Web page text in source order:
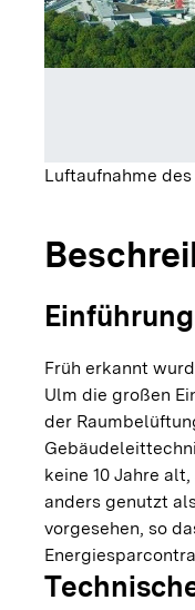
Luftaufnahme
Einführung
Früh erkannt
Ulm die großen
der
keine 10 Jahre
anders genutzt
vorgesehen, so